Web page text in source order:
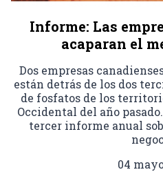
Informe: Las
acaparan el
Dos empresas
están detrás de los dos
de fosfatos de los
Occidental del año
tercer informe anual
04